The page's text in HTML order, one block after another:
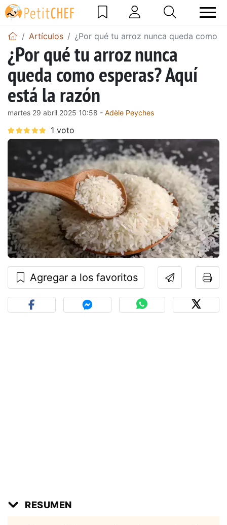
Artículos ¿Por qué tu arroz nunca queda como
¿Por qué tu arroz nunca
queda como esperas? Aquí
está la razón
martes 29 abril 2025 10:58 - Adèle Peyches
Agregar a los favoritos
RESUMEN